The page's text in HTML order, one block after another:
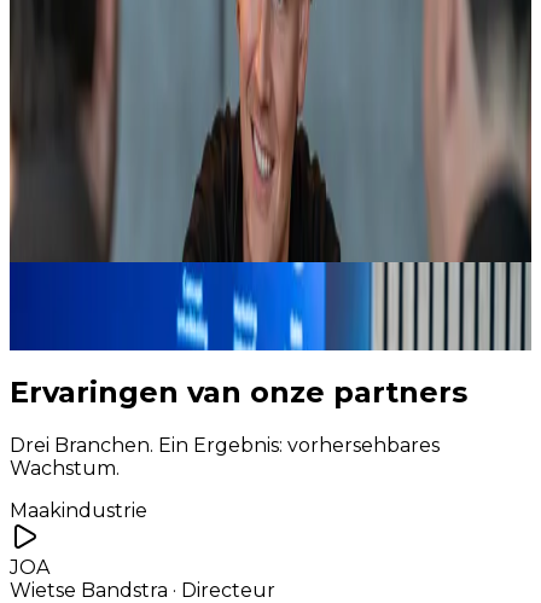
Dieses System bauen wir in HubSpot, dessen
Platinum-Partner wir sind, oder im bestehenden CRM
des Kunden. Immer mit einem Ziel: sicherstellen, dass
deine Organisation als Erste gewählt wird, sobald sich
der Markt bewegt.
HubSpot-Implementierung
B2B-
Leadgenerierung
Verliere nie wieder einen potenziellen Kunden aus
Ervaringen van onze partners
Drei Branchen. Ein Ergebnis: vorhersehbares
Wachstum.
Maakindustrie
JOA
Wietse Bandstra · Directeur